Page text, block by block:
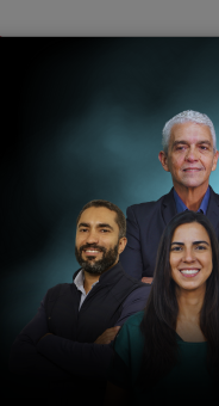
Curiosidades
Cursos e Eventos